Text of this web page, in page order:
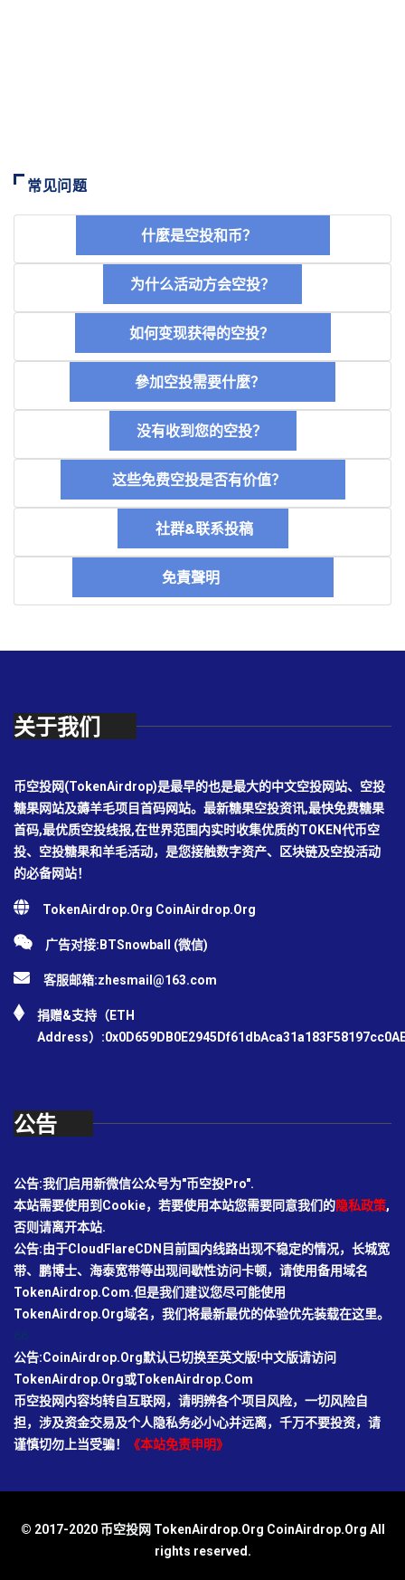
常见问题
什麼是空投和币？
为什么活动方会空投？
如何变现获得的空投？
參加空投需要什麼？
没有收到您的空投？
这些免费空投是否有价值？
社群&联系投稿
免責聲明
关于我们
币空投网(TokenAirdrop)是最早的也是最大的中文空投网站、空投
糖果网站及薅羊毛项目首码网站。最新糖果空投资讯,最快免费糖果
首码,最优质空投线报,在世界范围内实时收集优质的TOKEN代币空
投、空投糖果和羊毛活动，是您接触数字资产、区块链及空投活动
的必备网站！
TokenAirdrop.Org CoinAirdrop.Org
广告对接:BTSnowball (微信)
客服邮箱:zhesmail@163.com
捐赠&支持（ETH
Address）
公告
公告:我们启用新微信公众号为"币空投Pro".
本站需要使用到Cookie，若要使用本站您需要同意我们的隐私政策,
否则请离开本站.
公告:由于CloudFlareCDN目前国内线路出现不稳定的情况，长城宽
带、鹏博士、海泰宽带等出现间歇性访问卡顿，请使用备用域名
TokenAirdrop.Com.但是我们建议您尽可能使用
TokenAirdrop.Org域名，我们将最新最优的体验优先装载在这里。
公告:CoinAirdrop.Org默认已切换至英文版!中文版请访问
TokenAirdrop.Org或TokenAirdrop.Com
币空投网内容均转自互联网，请明辨各个项目风险，一切风险自
担，涉及资金交易及个人隐私务必小心并远离，千万不要投资，请
谨慎切勿上当受骗！
《本站免责申明》
© 2017-2020 币空投网 TokenAirdrop.Org CoinAirdrop.Org All
rights reserved.